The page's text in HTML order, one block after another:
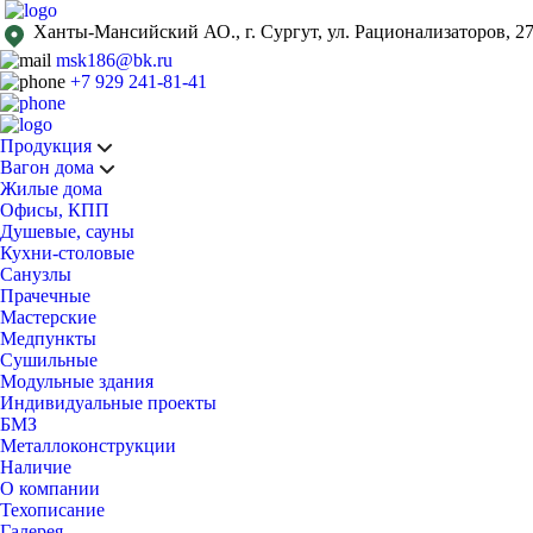
Ханты-Мансийский АО., г. Сургут, ул. Рационализаторов,
msk186@bk.ru
+7 929 241-81-41
Продукция
Вагон дома
Жилые дома
Офисы, КПП
Душевые, сауны
Кухни-столовые
Санузлы
Прачечные
Мастерские
Медпункты
Сушильные
Модульные здания
Индивидуальные проекты
БМЗ
Металлоконструкции
Наличие
О компании
Техописание